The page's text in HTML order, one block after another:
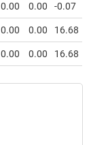
0.00 0.00 -0.07
0.00 0.00 16.68
0.00 0.00 16.68
quỹ Chứng